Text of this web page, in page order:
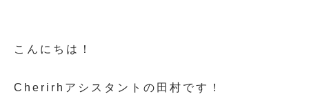
こんにちは！
Cherirhアシスタントの田村です！